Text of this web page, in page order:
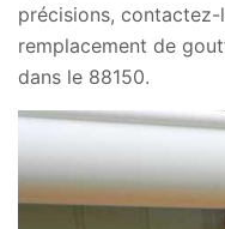
précisions,
remplacement de
dans le 88150.